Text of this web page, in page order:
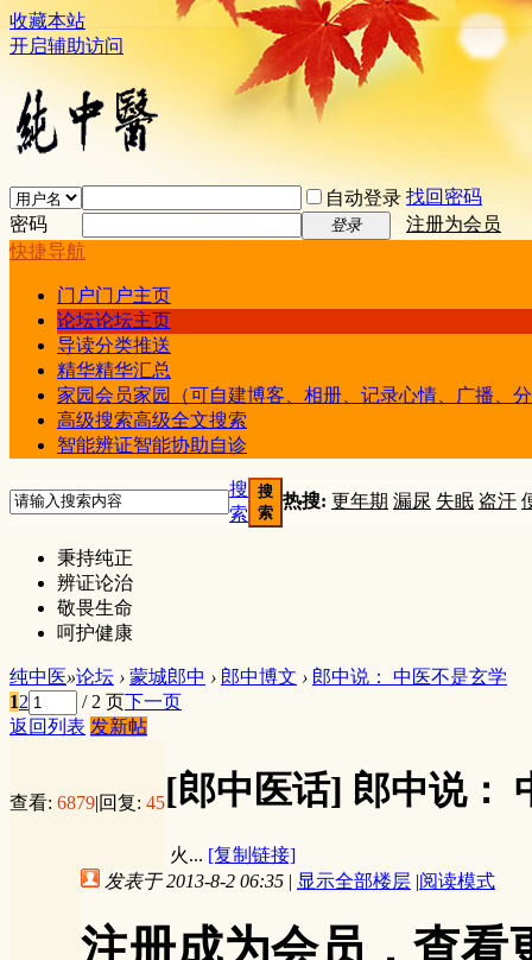
收藏本站
开启辅助访问
自动登录 找回密码
密码
登录
注册为会员
快捷导航
门户门户主页
论坛论坛主页
导读分类推送
精华精华汇总
家园会员家园（可自建博客、相册、记录心情、广播、
高级搜索高级全文搜索
智能辨证智能协助自诊
搜
索
搜
索
热搜: 更年期 漏尿 失眠 盗汗
秉持纯正
辨证论治
敬畏生命
呵护健康
纯中医»论坛 › 蒙城郎中 › 郎中博文 › 郎中说： 中医不是玄学
12 / 2 页下一页
返回列表 发新帖
查看: 6879|回复: 45[郎中医话] 郎中说：
火... [复制链接]
发表于 2013-8-2 06:35 | 显示全部楼层 |阅读模式
注册成为会员，查看